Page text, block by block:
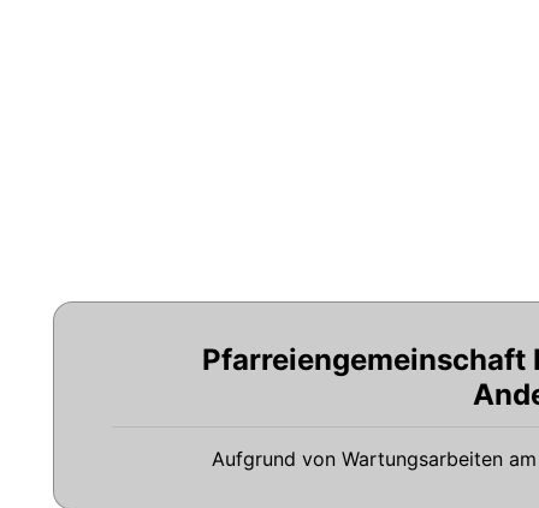
Pfarreiengemeinschaft
Aufgrund von Wartungsarbeiten